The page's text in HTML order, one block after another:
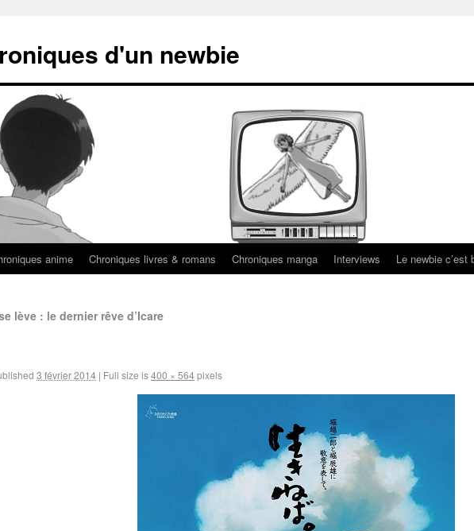
d'un newbie
anime Chroniques livres & romans Chroniques manga Interviews Le newbie c’est
lève : le dernier rêve d’Icare
3 février 2014 | Full size is400 × 564pixels